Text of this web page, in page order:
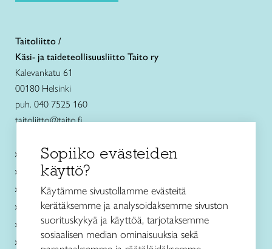
Taitoliitto /
Käsi- ja taideteollisuusliitto Taito ry
Kalevankatu 61
00180 Helsinki
puh. 040 7525 160
taitoliitto@taito.fi
Käsityökurssit ja koulutus
Ajankohtaista
Käsityöohjeet
Me olemme Taito
Paikallinen toiminta
Verkkokaupat
Sopiiko evästeiden
käyttö?
Käytämme sivustollamme evästeitä
kerätäksemme ja analysoidaksemme sivuston
suorituskykyä ja käyttöä, tarjotaksemme
sosiaalisen median ominaisuuksia sekä